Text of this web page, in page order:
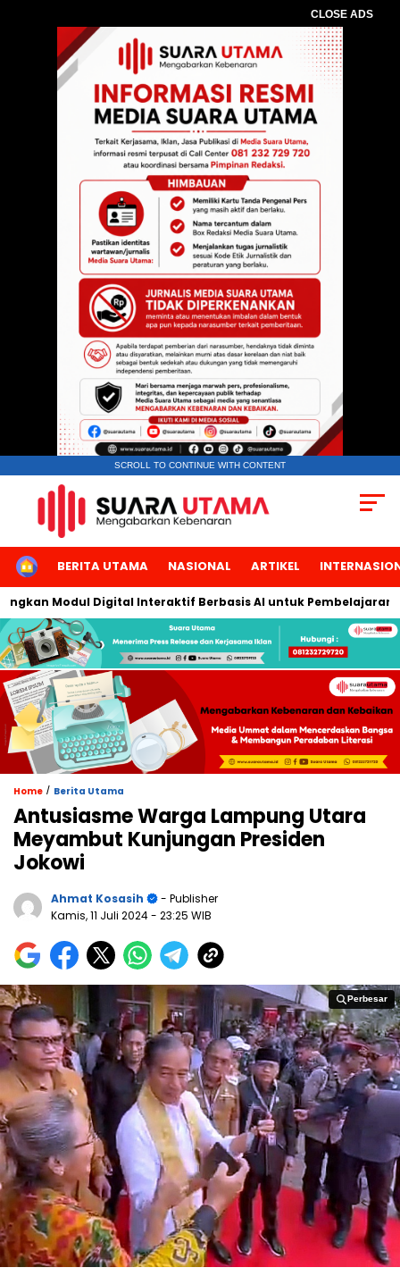
CLOSE ADS
SCROLL TO CONTINUE WITH CONTENT
HOMEBERITA UTAMA NASIONAL ARTIKEL
Modul Digital Interaktif Berbasis AI untuk Pembelajaran
Home / Berita Utama
Antusiasme Warga Lampung Utara
Meyambut Kunjungan Presiden
Jokowi
Ahmat Kosasih
- Publisher
Kamis, 11 Juli 2024- 23:25 WIB
Perbesar
Perbesar